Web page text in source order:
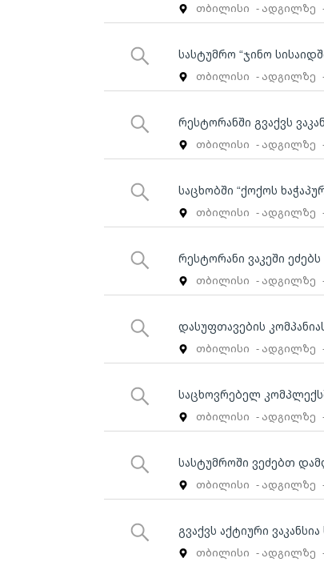
თბილისი - ადგილზე
სასტუმრო “ჯინო
თბილისი - ადგილზე
რესტორანში გვაქვს
თბილისი - ადგილზე
საცხობში “ქოქოს
თბილისი - ადგილზე
რესტორანი ვაკეში
თბილისი - ადგილზე
დასუფთავების
თბილისი - ადგილზე
საცხოვრებელ
თბილისი - ადგილზე
სასტუმროში ვეძებთ
თბილისი - ადგილზე
გვაქვს აქტიური
თბილისი - ადგილზე